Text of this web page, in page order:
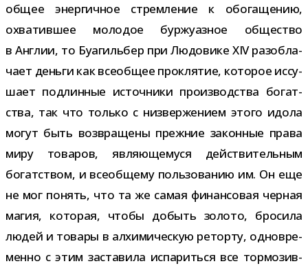
об­щее энер­гич­ное стрем­ле­ние к обо­га­ще­нию,
охва­тив­шее моло­дое бур­жу­аз­ное обще­ство
в Англии, то Буагильбер при Людовике XIV раз­об­ла­
чает деньги как все­об­щее про­кля­тие, кото­рое иссу­
шает под­лин­ные источ­ники про­из­вод­ства богат­
ства, так что только с низ­вер­же­нием этого идола
могут быть воз­вра­щены преж­ние закон­ные права
миру това­ров, явля­ю­ще­муся дей­стви­тель­ным
богат­ством, и все­об­щему поль­зо­ва­нию им. Он еще
не мог понять, что та же самая финан­со­вая чер­ная
магия, кото­рая, чтобы добыть золото, бро­сила
людей и товары в алхи­ми­че­скую реторту, одно­вре­
менно с этим заста­вила испа­риться все тор­мо­зив­